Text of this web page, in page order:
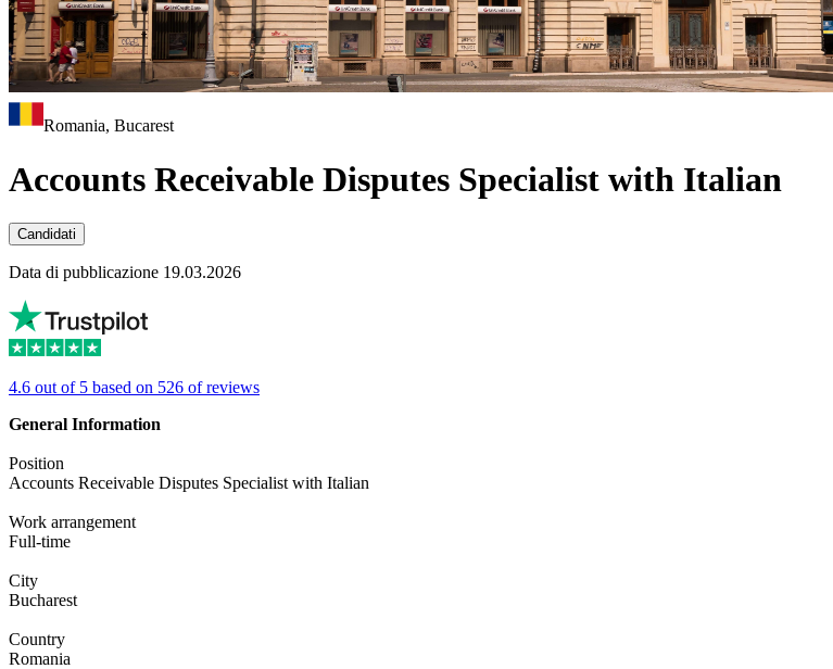
Romania, Bucarest
Accounts Receivable Disputes Specialist with Italian
Candidati
Data di pubblicazione 19.03.2026
4.6 out of 5 based on 526 of reviews
General Information
Position
Accounts Receivable Disputes Specialist with Italian
Work arrangement
Full-time
City
Bucharest
Country
Romania